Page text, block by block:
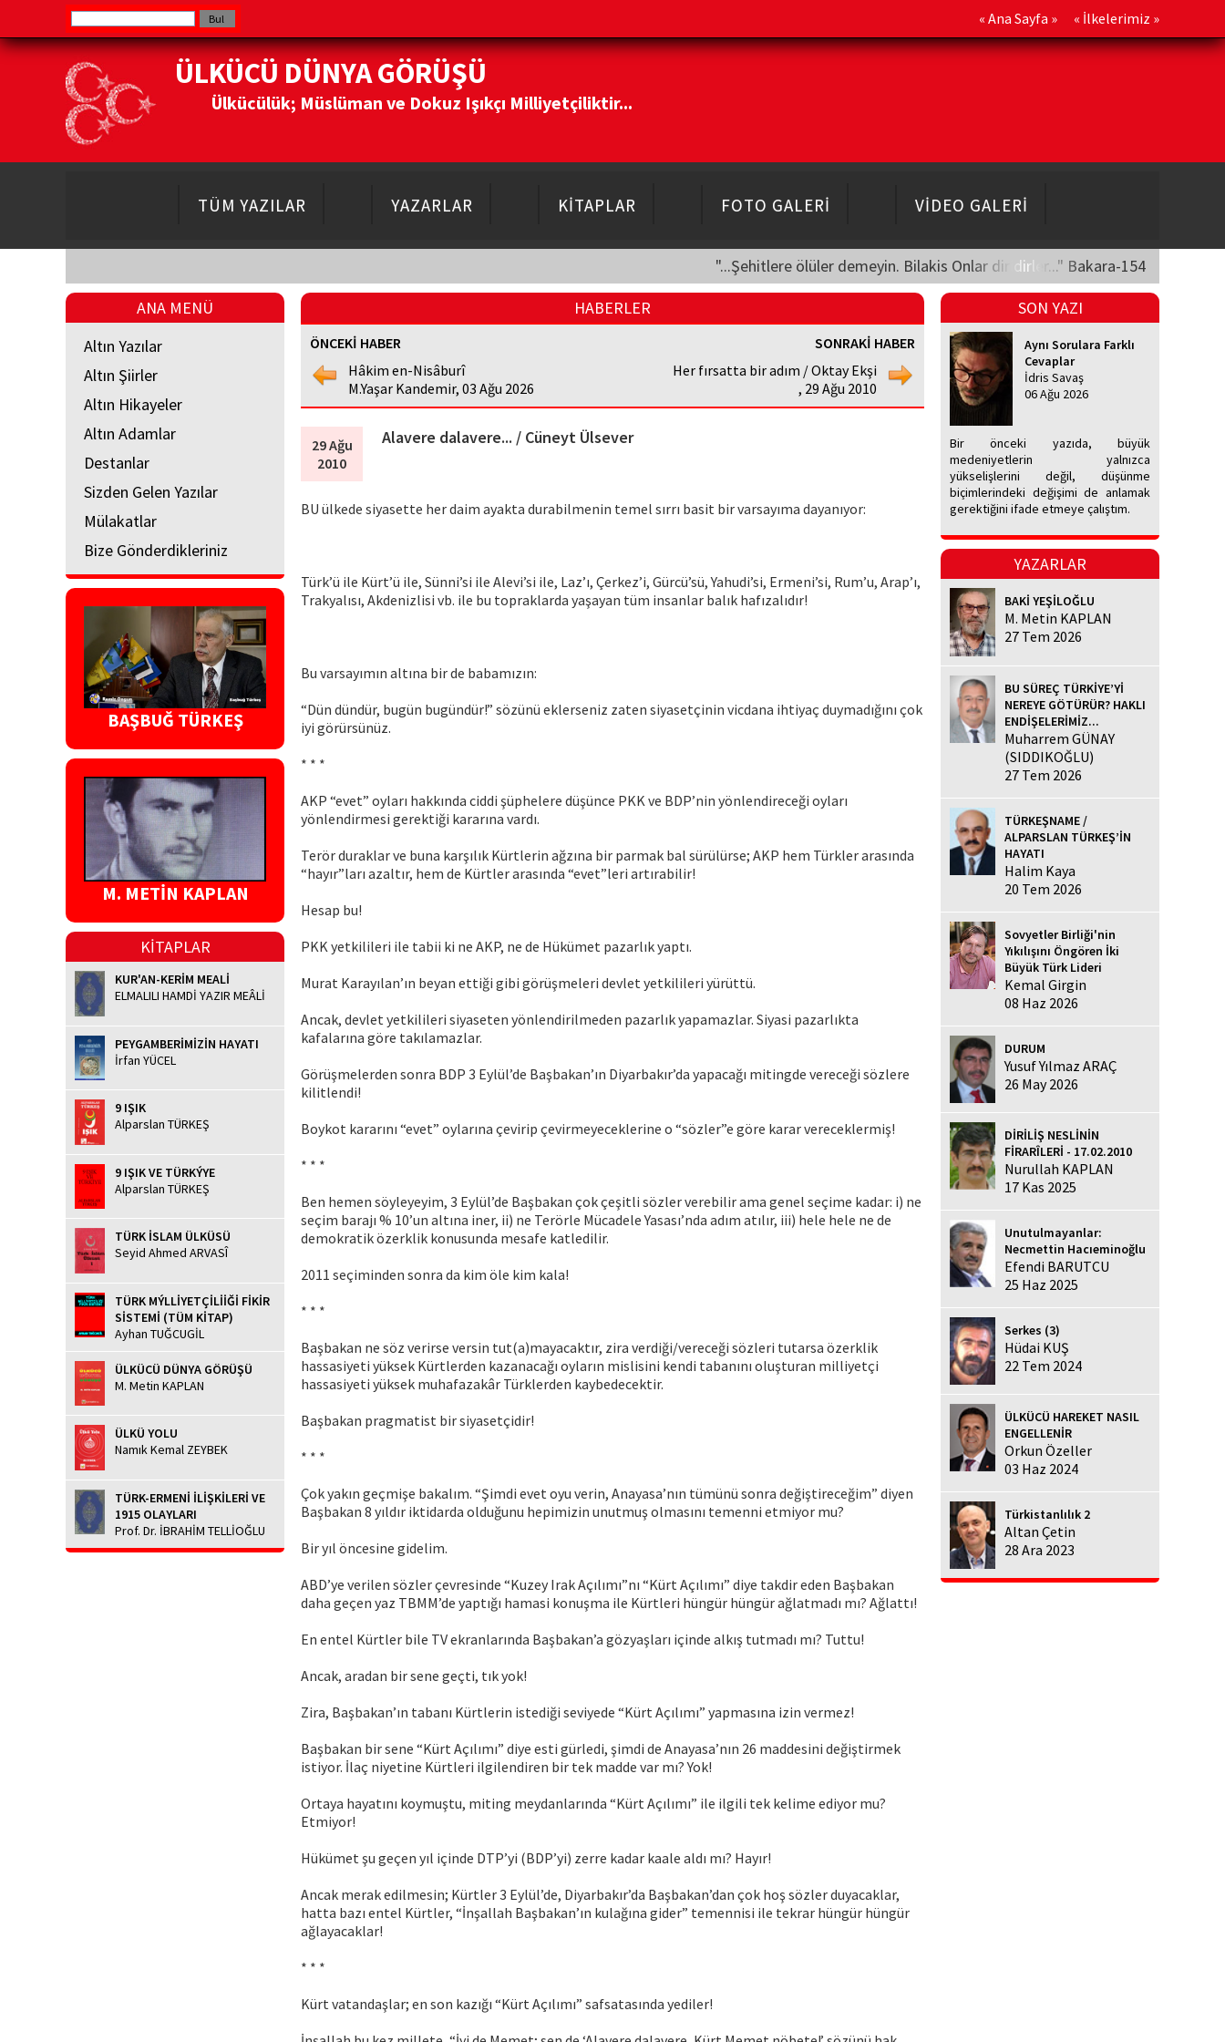
« Ana Sayfa » « İlkelerimiz »
ÜLKÜCÜ DÜNYA GÖRÜŞÜ
Ülkücülük; Müslüman ve Dokuz Işıkçı Milliyetçiliktir...
TÜM YAZILAR YAZARLAR KİTAPLAR FOTO GALERİ VİDEO GALERİ
"...Şehitlere ölüler demeyin. Bilakis Onlar diridirler..." Bakara-154
ANA MENÜ
Altın Yazılar
Altın Şiirler
Altın Hikayeler
Altın Adamlar
Destanlar
Sizden Gelen Yazılar
Mülakatlar
Bize Gönderdikleriniz
BAŞBUĞ TÜRKEŞ
M. METİN KAPLAN
KİTAPLAR
KUR'AN-KERİM MEALİ
ELMALILI HAMDİ YAZIR MEÂLİ
PEYGAMBERİMİZİN HAYATI
İrfan YÜCEL
9 IŞIK
Alparslan TÜRKEŞ
9 IŞIK VE TÜRKÝYE
Alparslan TÜRKEŞ
TÜRK İSLAM ÜLKÜSÜ
Seyid Ahmed ARVASÎ
TÜRK MÝLLİYETÇİLİİĞİ FİKİR
SİSTEMİ (TÜM KİTAP)
Ayhan TUĞCUGİL
ÜLKÜCÜ DÜNYA GÖRÜŞÜ
M. Metin KAPLAN
ÜLKÜ YOLU
Namık Kemal ZEYBEK
TÜRK-ERMENİ İLİŞKİLERİ VE
1915 OLAYLARI
Prof. Dr. İBRAHİM TELLİOĞLU
HABERLER
ÖNCEKİ HABER
Hâkim en-Nisâburî
M.Yaşar Kandemir, 03 Ağu 2026
SONRAKİ HABER
Her fırsatta bir adım / Oktay Ekşi
, 29 Ağu 2010
29 Ağu
2010
Alavere dalavere... / Cüneyt Ülsever
BU ülkede siyasette her daim ayakta durabilmenin temel sırrı basit bir varsayıma dayanıyor:
Türk’ü ile Kürt’ü ile, Sünni’si ile Alevi’si ile, Laz’ı, Çerkez’i, Gürcü’sü, Yahudi’si, Ermeni’si, Rum’u, Arap’ı,
Trakyalısı, Akdenizlisi vb. ile bu topraklarda yaşayan tüm insanlar balık hafızalıdır!
Bu varsayımın altına bir de babamızın:
“Dün dündür, bugün bugündür!” sözünü eklerseniz zaten siyasetçinin vicdana ihtiyaç duymadığını çok
iyi görürsünüz.
* * *
AKP “evet” oyları hakkında ciddi şüphelere düşünce PKK ve BDP’nin yönlendireceği oyları
yönlendirmesi gerektiği kararına vardı.
Terör duraklar ve buna karşılık Kürtlerin ağzına bir parmak bal sürülürse; AKP hem Türkler arasında
“hayır”ları azaltır, hem de Kürtler arasında “evet”leri artırabilir!
Hesap bu!
PKK yetkilileri ile tabii ki ne AKP, ne de Hükümet pazarlık yaptı.
Murat Karayılan’ın beyan ettiği gibi görüşmeleri devlet yetkilileri yürüttü.
Ancak, devlet yetkilileri siyaseten yönlendirilmeden pazarlık yapamazlar. Siyasi pazarlıkta
kafalarına göre takılamazlar.
Görüşmelerden sonra BDP 3 Eylül’de Başbakan’ın Diyarbakır’da yapacağı mitingde vereceği sözlere
kilitlendi!
Boykot kararını “evet” oylarına çevirip çevirmeyeceklerine o “sözler”e göre karar vereceklermiş!
* * *
Ben hemen söyleyeyim, 3 Eylül’de Başbakan çok çeşitli sözler verebilir ama genel seçime kadar: i) ne
seçim barajı % 10’un altına iner, ii) ne Terörle Mücadele Yasası’nda adım atılır, iii) hele hele ne de
demokratik özerklik konusunda mesafe katledilir.
2011 seçiminden sonra da kim öle kim kala!
* * *
Başbakan ne söz verirse versin tut(a)mayacaktır, zira verdiği/vereceği sözleri tutarsa özerklik
hassasiyeti yüksek Kürtlerden kazanacağı oyların mislisini kendi tabanını oluşturan milliyetçi
hassasiyeti yüksek muhafazakâr Türklerden kaybedecektir.
Başbakan pragmatist bir siyasetçidir!
* * *
Çok yakın geçmişe bakalım. “Şimdi evet oyu verin, Anayasa’nın tümünü sonra değiştireceğim” diyen
Başbakan 8 yıldır iktidarda olduğunu hepimizin unutmuş olmasını temenni etmiyor mu?
Bir yıl öncesine gidelim.
ABD’ye verilen sözler çevresinde “Kuzey Irak Açılımı”nı “Kürt Açılımı” diye takdir eden Başbakan
daha geçen yaz TBMM’de yaptığı hamasi konuşma ile Kürtleri hüngür hüngür ağlatmadı mı? Ağlattı!
En entel Kürtler bile TV ekranlarında Başbakan’a gözyaşları içinde alkış tutmadı mı? Tuttu!
Ancak, aradan bir sene geçti, tık yok!
Zira, Başbakan’ın tabanı Kürtlerin istediği seviyede “Kürt Açılımı” yapmasına izin vermez!
Başbakan bir sene “Kürt Açılımı” diye esti gürledi, şimdi de Anayasa’nın 26 maddesini değiştirmek
istiyor. İlaç niyetine Kürtleri ilgilendiren bir tek madde var mı? Yok!
Ortaya hayatını koymuştu, miting meydanlarında “Kürt Açılımı” ile ilgili tek kelime ediyor mu?
Etmiyor!
Hükümet şu geçen yıl içinde DTP’yi (BDP’yi) zerre kadar kaale aldı mı? Hayır!
Ancak merak edilmesin; Kürtler 3 Eylül’de, Diyarbakır’da Başbakan’dan çok hoş sözler duyacaklar,
hatta bazı entel Kürtler, “İnşallah Başbakan’ın kulağına gider” temennisi ile tekrar hüngür hüngür
ağlayacaklar!
* * *
Kürt vatandaşlar; en son kazığı “Kürt Açılımı” safsatasında yediler!
SON YAZI
Aynı Sorulara Farklı
Cevaplar
İdris Savaş
06 Ağu 2026
Bir önceki yazıda, büyük
medeniyetlerin yalnızca
yükselişlerini değil, düşünme
biçimlerindeki değişimi de anlamak
gerektiğini ifade etmeye çalıştım.
YAZARLAR
BAKİ YEŞİLOĞLU
M. Metin KAPLAN
27 Tem 2026
BU SÜREÇ TÜRKİYE’Yİ
NEREYE GÖTÜRÜR? HAKLI
ENDİŞELERİMİZ...
Muharrem GÜNAY
(SIDDIKOĞLU)
27 Tem 2026
TÜRKEŞNAME /
ALPARSLAN TÜRKEŞ’İN
HAYATI
Halim Kaya
20 Tem 2026
Sovyetler Birliği'nin
Yıkılışını Öngören İki
Büyük Türk Lideri
Kemal Girgin
08 Haz 2026
DURUM
Yusuf Yılmaz ARAÇ
26 May 2026
DİRİLİŞ NESLİNİN
FİRARÎLERİ - 17.02.2010
Nurullah KAPLAN
17 Kas 2025
Unutulmayanlar:
Necmettin Hacıeminoğlu
Efendi BARUTCU
25 Haz 2025
Serkes (3)
Hüdai KUŞ
22 Tem 2024
ÜLKÜCÜ HAREKET NASIL
ENGELLENİR
Orkun Özeller
03 Haz 2024
Türkistanlılık 2
Altan Çetin
28 Ara 2023